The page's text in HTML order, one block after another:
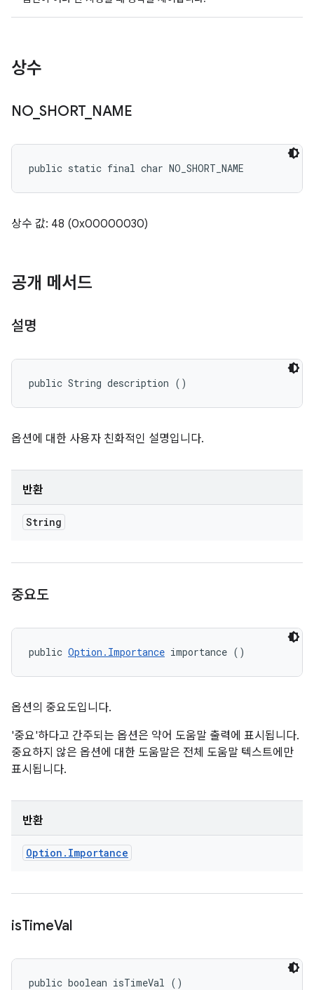
상수
NO_SHORT_ NAME
public static final char NO_SHORT_NAME
상수 값: 48 (0x00000030)
공개 메서드
설명
public String description ()
옵션에 대한 사용자 친화적인 설명입니다.
반환
String
중요도
public Option.Importance importance ()
옵션의 중요도입니다.
'중요'하다고 간주되는 옵션은 약어 도움말 출력에 표시됩니다.
중요하지 않은 옵션에 대한 도움말은 전체 도움말 텍스트에만
표시됩니다.
반환
Option . Importance
isTimeVal
public boolean isTimeVal ()